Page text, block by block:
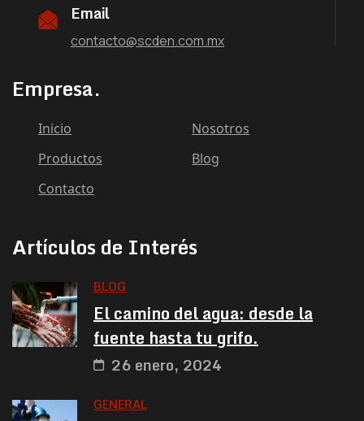
Email
contacto@scden.com.mx
Empresa.
Inicio
Nosotros
Productos
Blog
Contacto
Artículos de Interés
BLOG
El camino del agua: desde la
fuente hasta tu grifo.
26 enero, 2024
GENERAL